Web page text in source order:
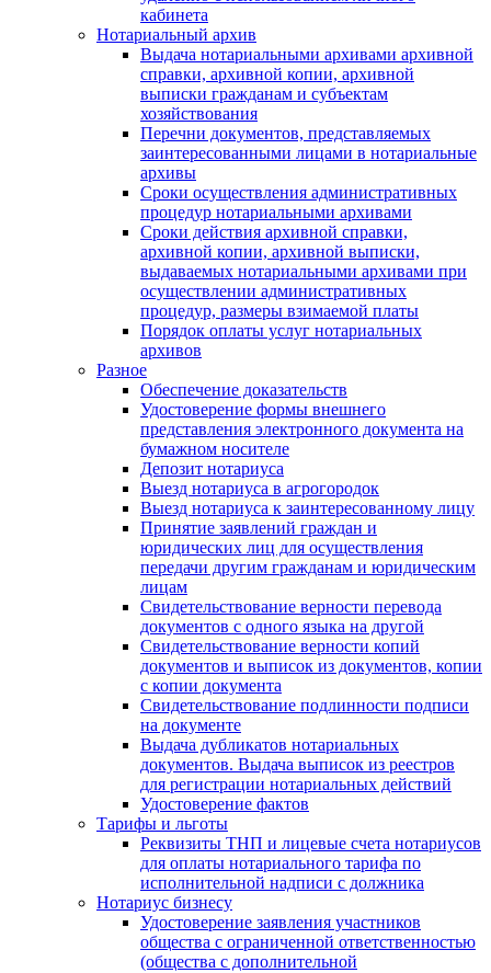
кабинета
Нотариальный архив
Выдача нотариальными архивами архивной
справки, архивной копии, архивной
выписки гражданам и субъектам
хозяйствования
Перечни документов, представляемых
заинтересованными лицами в нотариальные
архивы
Сроки осуществления административных
процедур нотариальными архивами
Сроки действия архивной справки,
архивной копии, архивной выписки,
выдаваемых нотариальными архивами при
осуществлении административных
процедур, размеры взимаемой платы
Порядок оплаты услуг нотариальных
архивов
Разное
Обеспечение доказательств
Удостоверение формы внешнего
представления электронного документа на
бумажном носителе
Депозит нотариуса
Выезд нотариуса в агрогородок
Выезд нотариуса к заинтересованному лицу
Принятие заявлений граждан и
юридических лиц для осуществления
передачи другим гражданам и юридическим
лицам
Свидетельствование верности перевода
документов с одного языка на другой
Свидетельствование верности копий
документов и выписок из документов, копии
с копии документа
Свидетельствование подлинности подписи
на документе
Выдача дубликатов нотариальных
документов. Выдача выписок из реестров
для регистрации нотариальных действий
Удостоверение фактов
Тарифы и льготы
Реквизиты ТНП и лицевые счета нотариусов
для оплаты нотариального тарифа по
исполнительной надписи с должника
Нотариус бизнесу
Удостоверение заявления участников
общества с ограниченной ответственностью
(общества с дополнительной